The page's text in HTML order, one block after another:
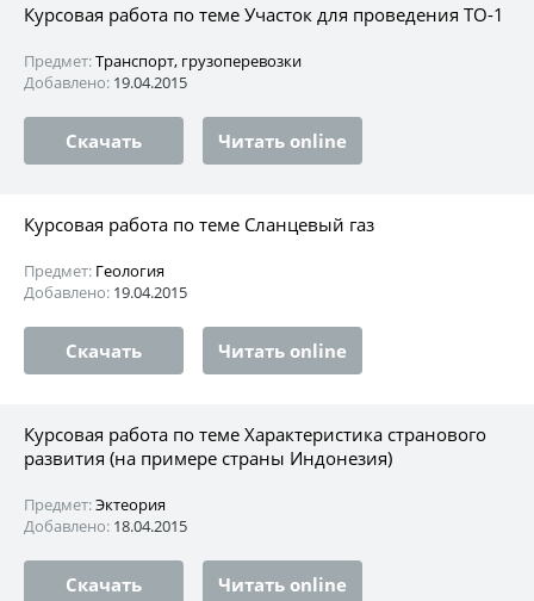
Курсовая работа по теме Участок для проведения ТО-1
Предмет:Транспорт, грузоперевозки
Добавлено: 19.04.2015
Скачать Читать online
Курсовая работа по теме Сланцевый газ
Предмет: Геология
Добавлено: 19.04.2015
Скачать Читать online
Курсовая работа по теме Характеристика странового
развития (на примере страны Индонезия)
Предмет:Эктеория
Добавлено: 18.04.2015
Скачать Читать online